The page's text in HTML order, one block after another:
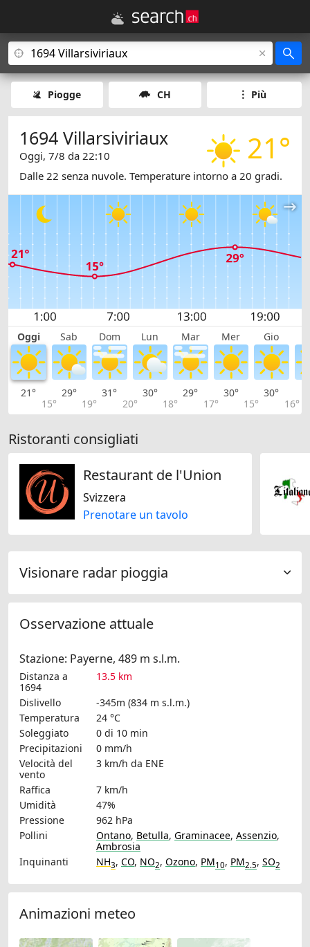
Piogge CH Più
21°
1694 Villarsiviriaux
Oggi, 7/8 da 22:10
Dalle 22 senza nuvole. Temperature intorno a 20 gradi.
Oggi Sab Dom Lun Mar Mer Gio
21°
15°
29°
19°
31°
20°
30°
18°
29°
17°
30°
15°
30°
16°
Ristoranti consigliati
Restaurant de l'Union
Svizzera
Prenotare un tavolo
Visionare radar pioggia
Osservazione attuale
Stazione: Payerne, 489 m s.l.m.
Distanza a
1694
13.5 km
Dislivello
-345m (834 m s.l.m.)
Temperatura
24 °C
Soleggiato
0 di 10 min
Precipitazioni
0 mm/h
Velocità del
vento
3 km/h da ENE
Raffica
7 km/h
Umidità
47%
Pressione
962 hPa
Pollini
Ontano, Betulla, Graminacee, Assenzio,
Ambrosia
Inquinanti
NH3, CO, NO2, Ozono, PM10, PM2.5, SO2
Animazioni meteo